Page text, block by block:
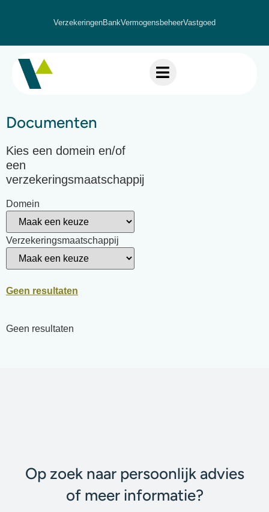
VerzekeringenBankVermogensbeheerVastgoed
Documenten
Kies een domein en/of
een
verzekeringsmaatschappij
Domein
Verzekeringsmaatschappij
Geen resultaten
Geen resultaten
Op zoek naar persoonlijk advies
of meer informatie?